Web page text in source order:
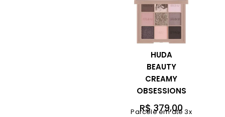
HUDA
BEAUTY
CREAMY
OBSESSIONS
R$379,00
Parcele em até 3x